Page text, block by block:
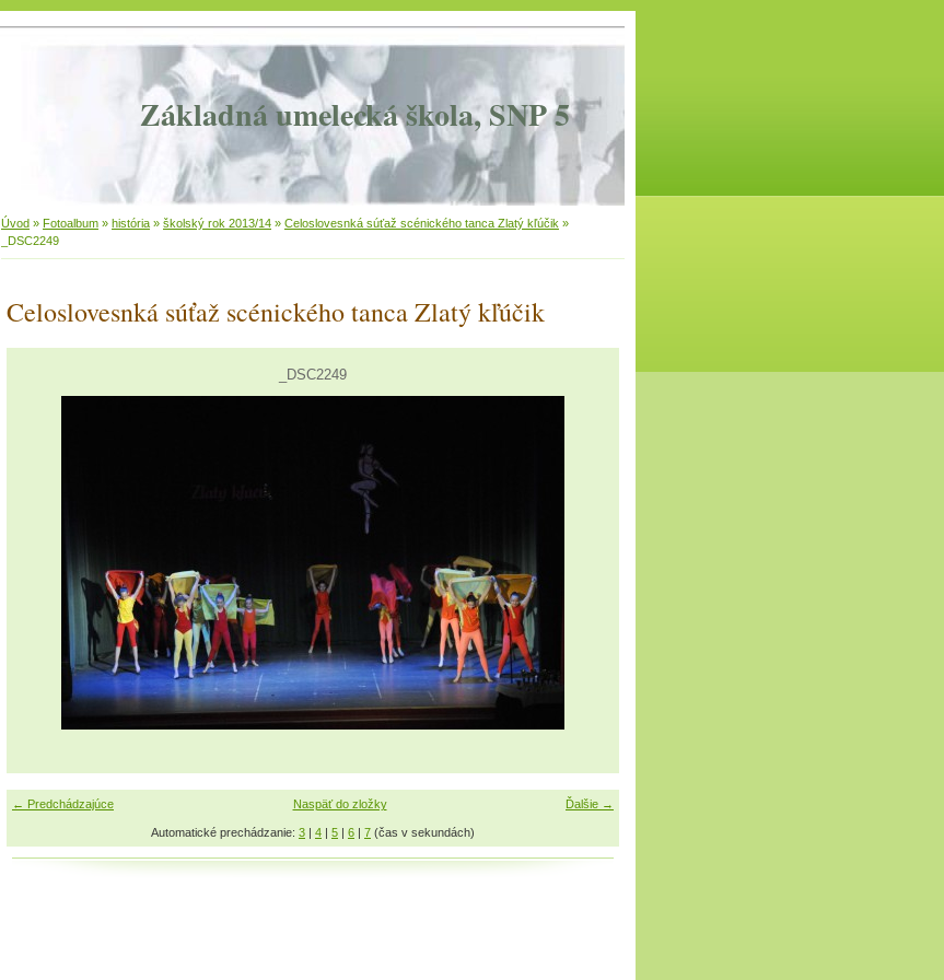
Základná umelecká škola, SNP 5
Úvod » Fotoalbum » história » školský rok 2013/14 » Celoslovesnká súťaž scénického tanca Zlatý kľúčik »
_DSC2249
Celoslovesnká súťaž scénického tanca Zlatý kľúčik
_DSC2249
← Predchádzajúce Ďalšie →
Naspäť do zložky
Automatické prechádzanie: 3 | 4 | 5 | 6 | 7 (čas v sekundách)